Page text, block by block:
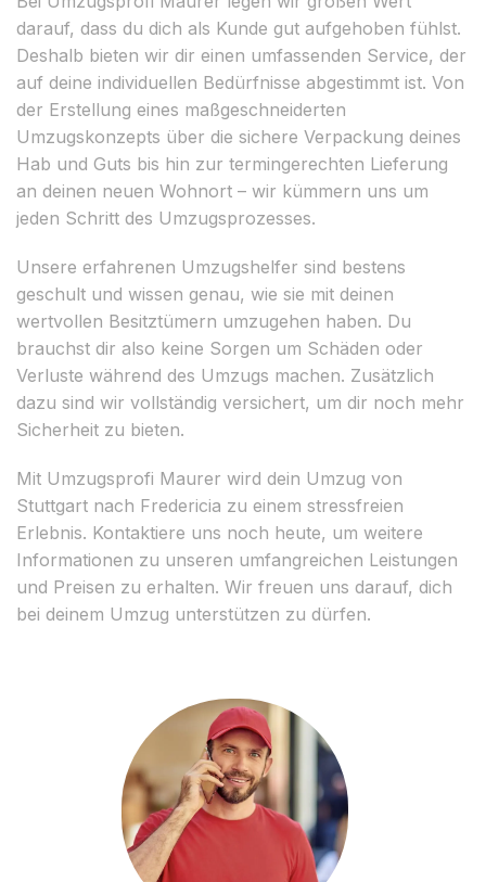
darauf, dass du dich als Kunde gut aufgehoben fühlst.
Deshalb bieten wir dir einen umfassenden Service, der
auf deine individuellen Bedürfnisse abgestimmt ist. Von
der Erstellung eines maßgeschneiderten
Umzugskonzepts über die sichere Verpackung deines
Hab und Guts bis hin zur termingerechten Lieferung
an deinen neuen Wohnort – wir kümmern uns um
jeden Schritt des Umzugsprozesses.
Unsere erfahrenen Umzugshelfer sind bestens
geschult und wissen genau, wie sie mit deinen
wertvollen Besitztümern umzugehen haben. Du
brauchst dir also keine Sorgen um Schäden oder
Verluste während des Umzugs machen. Zusätzlich
dazu sind wir vollständig versichert, um dir noch mehr
Sicherheit zu bieten.
Mit Umzugsprofi Maurer wird dein Umzug von
Stuttgart nach Fredericia zu einem stressfreien
Erlebnis. Kontaktiere uns noch heute, um weitere
Informationen zu unseren umfangreichen Leistungen
und Preisen zu erhalten. Wir freuen uns darauf, dich
bei deinem Umzug unterstützen zu dürfen.